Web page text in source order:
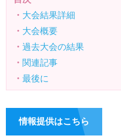
・ 大会結果詳細
・ 大会概要
・ 過去大会の結果
・ 関連記事
・ 最後に
情報提供はこちら